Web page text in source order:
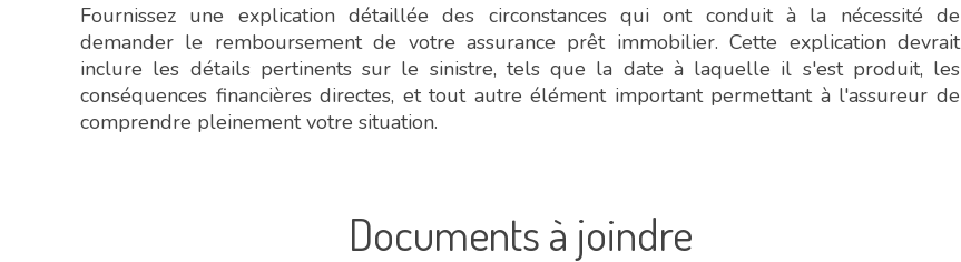
Fournissez une explication détaillée des circonstances qui ont conduit à la nécessité de
demander le remboursement de votre assurance prêt immobilier. Cette explication devrait
inclure les détails pertinents sur le sinistre, tels que la date à laquelle il s'est produit, les
conséquences financières directes, et tout autre élément important permettant à l'assureur de
comprendre pleinement votre situation.
Documents à joindre